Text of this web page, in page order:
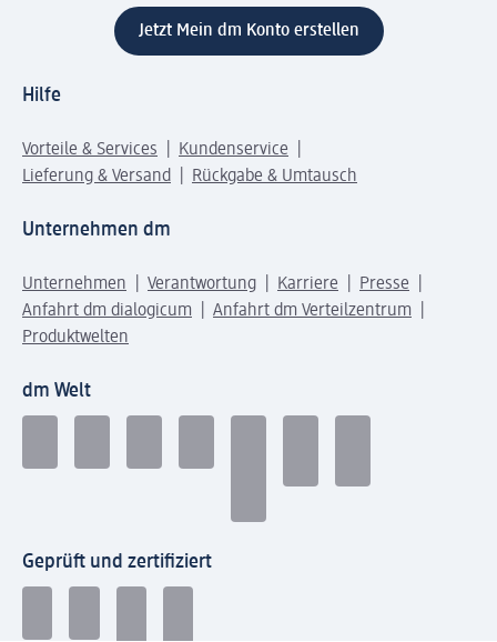
Jetzt Mein dm Konto erstellen
Hilfe
Vorteile & Services
Kundenservice
Lieferung & Versand
Rückgabe & Umtausch
Unternehmen dm
Unternehmen Verantwortung Karriere
Presse
Anfahrt dm dialogicum
Anfahrt dm Verteilzentrum
Produktwelten
dm Welt
Geprüft und zertifiziert